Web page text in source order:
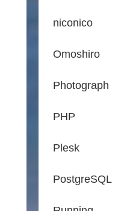
niconico
Omoshiro
Photograph
PHP
Plesk
PostgreSQL